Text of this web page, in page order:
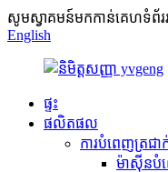
សូមស្វាគមន៍មកកាន់គេហទំព័
English
ផ្ទះ
ផលិតផល
ការបំពេញត្រជា
ម៉ាស៊ីនបំព